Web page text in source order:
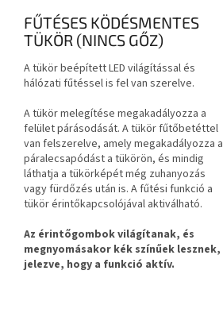
FŰTÉSES KÖDÉSMENTES
TÜKÖR (NINCS GŐZ)
A tükör beépített LED világítással és
hálózati fűtéssel is fel van szerelve.
A tükör melegítése megakadályozza a
felület párásodását. A tükör fűtőbetéttel
van felszerelve, amely megakadályozza a
páralecsapódást a tükörön, és mindig
láthatja a tükörképét még zuhanyozás
vagy fürdőzés után is. A fűtési funkció a
tükör érintőkapcsolójával aktiválható.
Az érintőgombok világítanak, és
megnyomásakor kék színűek lesznek,
jelezve, hogy a funkció aktív.